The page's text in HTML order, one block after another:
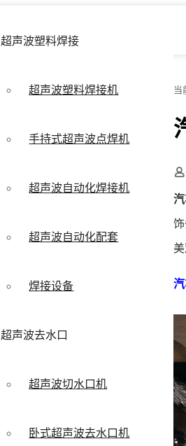
超声波塑料焊接
超声波塑料焊接机
手持式超声波点焊机
超声波自动化焊接机
超声波自动化配套
焊接设备
超声波去水口
超声波切水口机
卧式超声波去水口机
当
美